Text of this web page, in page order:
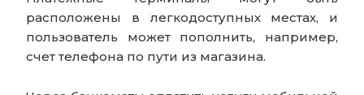
расположены в легкодоступных местах, и
пользователь может пополнить, например,
счет телефона по пути из магазина.